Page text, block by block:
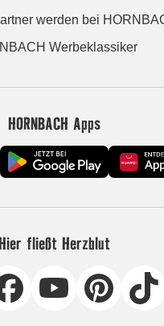
werden bei
Werbeklassiker
HORNBACH Apps
fließt Herzblut